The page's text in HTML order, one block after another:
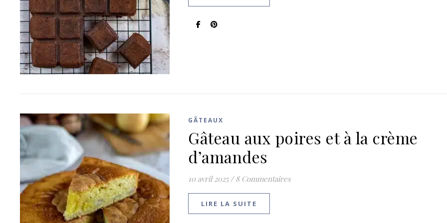
GÂTEAUX
Gâteau aux poires et à la crème
d’amandes
10 avril 2025 / 8 Commentaires
LIRE LA SUITE